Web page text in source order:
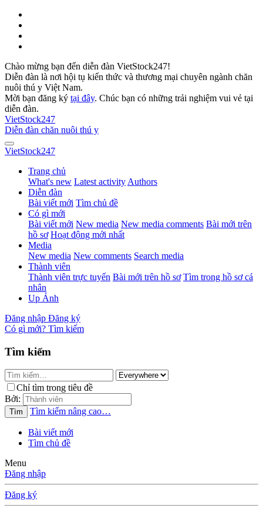
Chào mừng bạn đến diễn đàn VietStock247!
Diễn đàn là nơi hội tụ kiến thức và thương mại chuyên ngành chăn
nuôi thú y Việt Nam.
Mời bạn đăng ký tại đây. Chúc bạn có những trải nghiệm vui vẻ tại
diễn đàn.
VietStock247
Diễn đàn chăn nuôi thú y
VietStock247
Trang chủ
What's new Latest activity Authors
Diễn đàn
Bài viết mới Tìm chủ đề
Có gì mới
Bài viết mới New media New media comments Bài mới trên
hồ sơ Hoạt động mới nhất
Media
New media New comments Search media
Thành viên
Thành viên trực tuyến Bài mới trên hồ sơ Tìm trong hồ sơ cá
nhân
Up Ảnh
Đăng nhập Đăng ký
Có gì mới? Tìm kiếm
Tìm kiếm
Chỉ tìm trong tiêu đề
Bởi:
Tìm Tìm kiếm nâng cao…
Bài viết mới
Tìm chủ đề
Menu
Đăng nhập
Đăng ký